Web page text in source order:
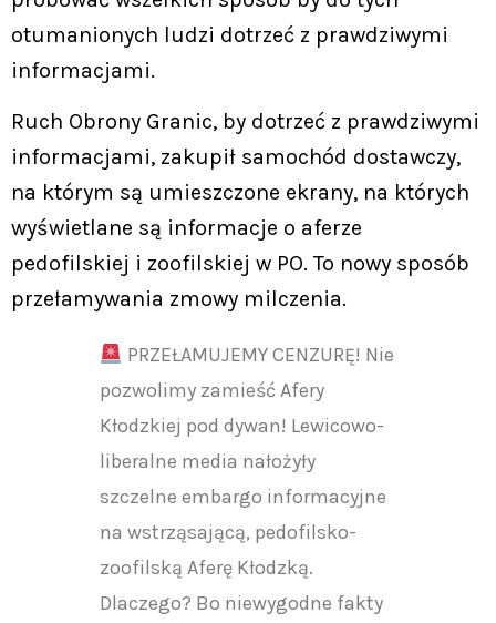
otumanionych ludzi dotrzeć z prawdziwymi
informacjami.
Ruch Obrony Granic, by dotrzeć z prawdziwymi
informacjami, zakupił samochód dostawczy,
na którym są umieszczone ekrany, na których
wyświetlane są informacje o aferze
pedofilskiej i zoofilskiej w PO. To nowy sposób
przełamywania zmowy milczenia.
PRZEŁAMUJEMY CENZURĘ! Nie
pozwolimy zamieść Afery
Kłodzkiej pod dywan! Lewicowo-
liberalne media nałożyły
szczelne embargo informacyjne
na wstrząsającą, pedofilsko-
zoofilską Aferę Kłodzką.
Dlaczego? Bo niewygodne fakty